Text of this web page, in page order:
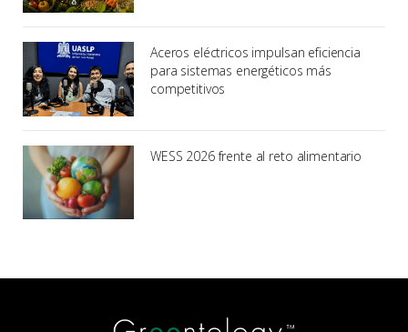
Aceros eléctricos impulsan eficiencia
para sistemas energéticos más
competitivos
WESS 2026 frente al reto alimentario